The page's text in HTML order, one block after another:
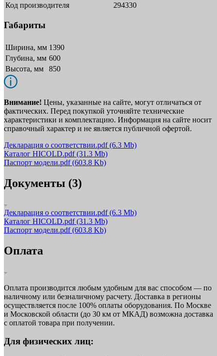
Код производителя
294330
Габариты
Ширина, мм 1390
Глубина, мм 600
Высота, мм
850
Внимание! Цены, указанные на сайте, могут отличаться от
фактических. Перед покупкой уточняйте технические
характеристики и комплектацию. Информация на сайте носит
справочный характер и не является публичной офертой.
Декларация о соответствии.pdf(6.3 Mb)
Каталог HICOLD.pdf(31.3 Mb)
Паспорт модели.pdf(603.8 Kb)
Документы (3)
Декларация о соответствии.pdf(6.3 Mb)
Каталог HICOLD.pdf(31.3 Mb)
Паспорт модели.pdf(603.8 Kb)
Оплата
Оплата производится любым удобным для вас способом — по
наличному или безналичному расчету. Доставка в регионы
осуществляется после 100% оплаты оборудования. По Москве
и Московской области (до 30 км от МКАД) возможна доставка
с оплатой товара при получении.
Для физических лиц: